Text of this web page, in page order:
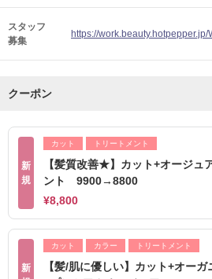
スタッフ
募集
https://
クーポン
新
規
カット トリートメント
【髪質改善★】カット+オージュ
ント 9900→8800
¥8,800
新
カット カラー トリートメント
【髪/肌に優しい】カット+オー